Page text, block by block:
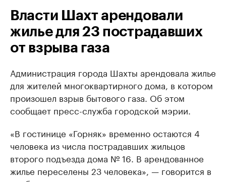
Власти Шахт арендовали
жилье для 23 пострадавших
от взрыва газа
Администрация города Шахты арендовала жилье
для жителей многоквартирного дома, в котором
произошел взрыв бытового газа. Об этом
сообщает пресс-служба городской мэрии.
«В гостинице «Горняк» временно остаются 4
человека из числа пострадавших жильцов
второго подъезда дома № 16. В арендованное
жилье переселены 23 человека», — говорится в